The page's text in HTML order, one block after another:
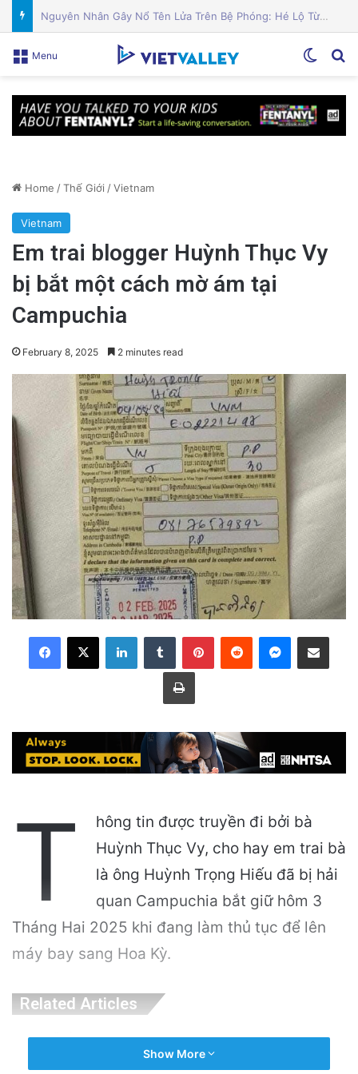
Cách bảo vệ sức khỏe và ngăn ngừa chấn thương khi trượt tuyết và trượt ván
Menu
Home /Thế Giới /Vietnam
Vietnam
Em trai blogger Huỳnh Thục Vy
bị bắt một cách mờ ám tại
Campuchia
February 8, 2025 2 minutes read
LinkedInTumblr PinterestReddit Messenger
Share via Email
Print
T
hông tin được truyền đi bởi bà
Huỳnh Thục Vy, cho hay em trai bà
là ông Huỳnh Trọng Hiếu đã bị hải
quan Campuchia bắt giữ hôm 3
Tháng Hai 2025 khi đang làm thủ tục để lên
máy bay sang Hoa Kỳ.
Related Articles
Do Vi Phạm Bản Quyền
Show More